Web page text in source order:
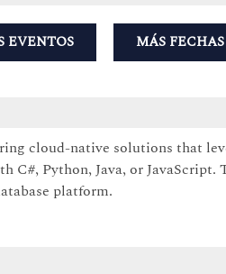
EVENTOS MÁS
cloud-native solutions that
C#, Python, Java, or
platform.